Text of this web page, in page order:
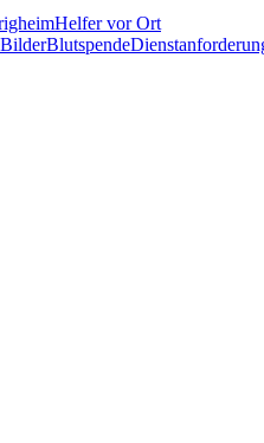
Helfer vor Ort
BilderBlutspende